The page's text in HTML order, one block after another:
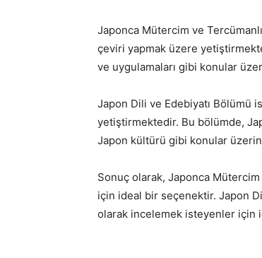
Japonca Mütercim ve
çeviri yapmak üzere
ve uygulamaları gibi konular
Japon Dili ve Edebiyatı Bölümü
yetiştirmektedir. Bu bölümde,
Japon kültürü gibi konular
Sonuç olarak, Japonca
için ideal bir seçenektir. Japon
olarak incelemek isteyenler için